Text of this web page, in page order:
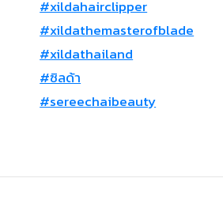
#xildahairclipper
#xildathemasterofblade
#xildathailand
#ซิลด้า
#sereechaibeauty